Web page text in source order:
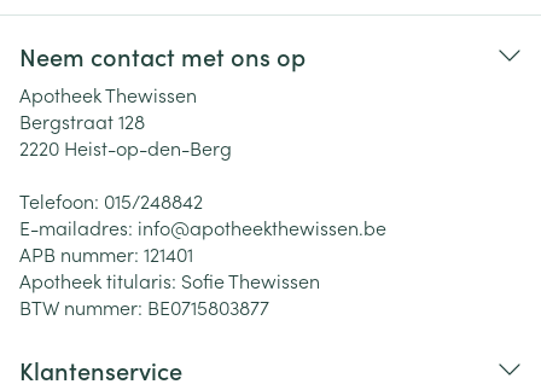
Neem contact met ons op
Apotheek Thewissen
Bergstraat 128
2220 Heist-op-den-Berg
Telefoon: 015/248842
E-mailadres: info@apotheekthewissen.be
APB nummer: 121401
Apotheek titularis: Sofie Thewissen
BTW nummer: BE0715803877
Klantenservice